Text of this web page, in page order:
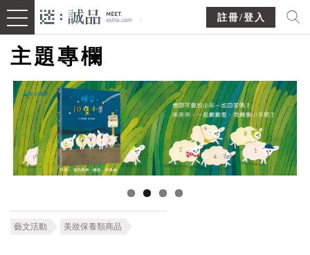
註冊/登入
主題專欄
藝文活動 美妝保養類商品